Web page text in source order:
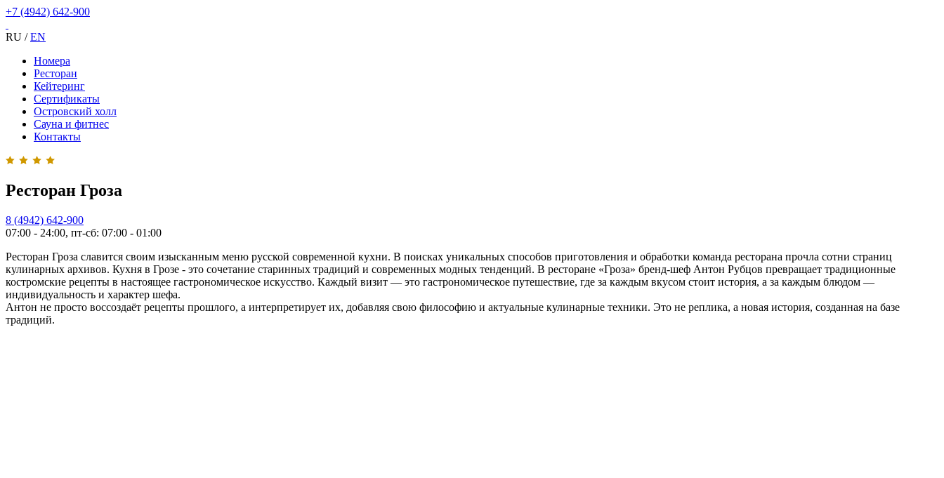
+7 (4942) 642-900
RU /EN
Номера
Ресторан
Кейтеринг
Сертификаты
Островский холл
Сауна и фитнес
Контакты
Ресторан Гроза
8 (4942) 642-900
07:00 - 24:00, пт-сб: 07:00 - 01:00
Ресторан Гроза славится своим изысканным меню русской современной кухни. В поисках уникальных способов приготовления и обработки команда ресторана прочла сотни страниц
кулинарных архивов. Кухня в Грозе - это сочетание старинных традиций и современных модных тенденций. В ресторане «Гроза» бренд-шеф Антон Рубцов превращает традиционные
костромские рецепты в настоящее гастрономическое искусство. Каждый визит — это гастрономическое путешествие, где за каждым вкусом стоит история, а за каждым блюдом —
индивидуальность и характер шефа.
Антон не просто воссоздаёт рецепты прошлого, а интерпретирует их, добавляя свою философию и актуальные кулинарные техники. Это не реплика, а новая история, созданная на базе
традиций.